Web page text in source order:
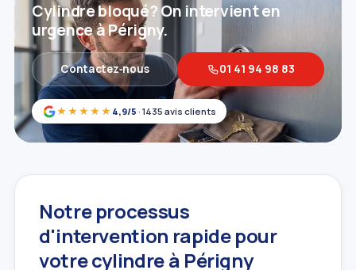
★★★★★ 4,9/5 · 1435 avis clients
Cylindre bloqué? On intervient en
urgence à Périgny.
Contactez‑nous 01 41 94 98 83
Notre processus
d'intervention rapide pour
votre cylindre à Périgny